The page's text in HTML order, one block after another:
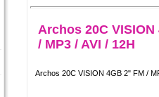
Archos 20C VISION
/ MP3 / AVI / 12H
Archos 20C VISION 4GB 2" FM /